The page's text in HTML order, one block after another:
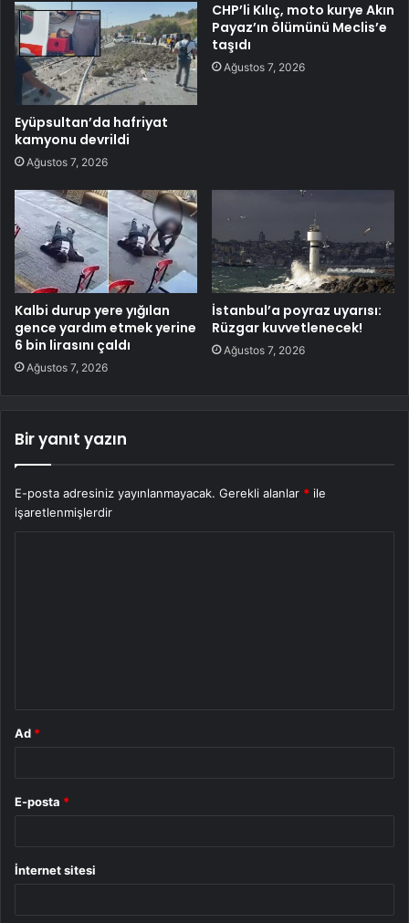
Eyüpsultan’da hafriyat
kamyonu devrildi
Ağustos 7, 2026
CHP’li Kılıç, moto kurye Akın
Payaz’ın ölümünü Meclis’e
taşıdı
Ağustos 7, 2026
Kalbi durup yere yığılan
gence yardım etmek yerine
6 bin lirasını çaldı
Ağustos 7, 2026
İstanbul’a poyraz uyarısı:
Rüzgar kuvvetlenecek!
Ağustos 7, 2026
Bir yanıt yazın
E-posta adresiniz yayınlanmayacak. Gerekli alanlar * ile
işaretlenmişlerdir
Ad *
E-posta *
İnternet sitesi